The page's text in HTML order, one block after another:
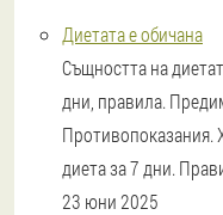
Диетата е обичана
Същността на
дни, правила.
Противопоказания.
диета за 7 дни.
23 юни 2025